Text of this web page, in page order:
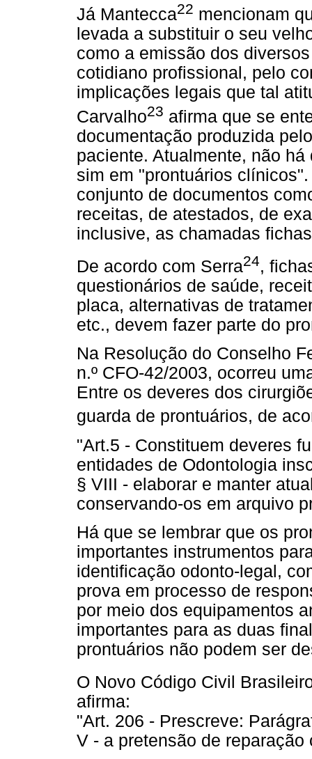
Já Mantecca22 mencionam
levada a substituir o seu
como a emissão dos
cotidiano profissional, pelo
implicações legais que tal
Carvalho23 afirma que se
documentação produzida
paciente. Atualmente, não
sim em "prontuários
conjunto de documentos
receitas, de atestados, de
inclusive, as chamadas
De acordo com Serra24,
questionários de saúde,
placa, alternativas de
etc., devem fazer parte do
Na Resolução do Conselho
n.º CFO-42/2003, ocorreu
Entre os deveres dos
guarda de prontuários, de
"Art.5 - Constituem deveres
entidades de Odontologia
§ VIII - elaborar e manter
conservando-os em arquivo
Há que se lembrar que os
importantes instrumentos
identificação odonto-legal,
prova em processo de
por meio dos equipamentos
importantes para as duas
prontuários não podem ser
O Novo Código Civil
afirma:
"Art. 206 - Prescreve:
V - a pretensão de reparação